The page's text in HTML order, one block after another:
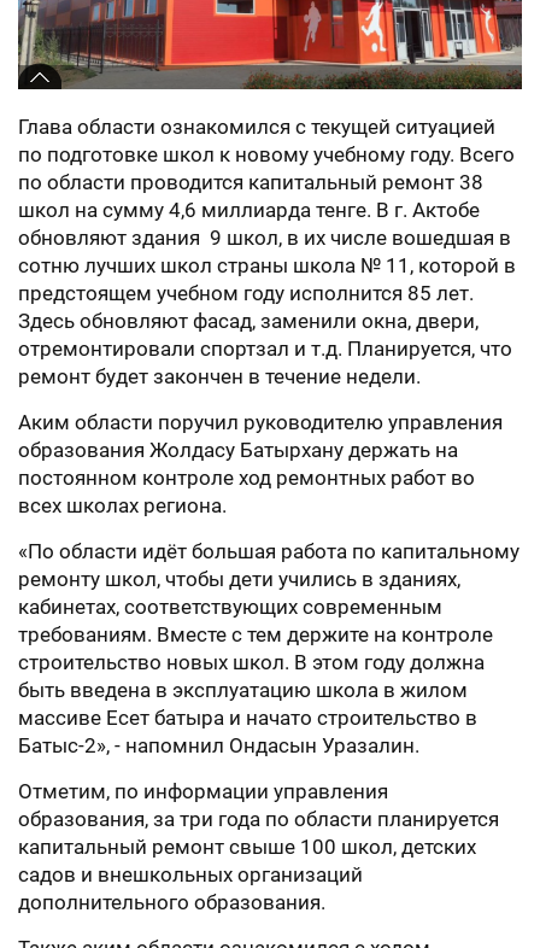
Глава области ознакомился с текущей ситуацией
по подготовке школ к новому учебному году. Всего
по области проводится капитальный ремонт 38
школ на сумму 4,6 миллиарда тенге. В г. Актобе
обновляют здания 9 школ, в их числе вошедшая в
сотню лучших школ страны школа № 11, которой в
предстоящем учебном году исполнится 85 лет.
Здесь обновляют фасад, заменили окна, двери,
отремонтировали спортзал и т.д. Планируется, что
ремонт будет закончен в течение недели.
Аким области поручил руководителю управления
образования Жолдасу Батырхану держать на
постоянном контроле ход ремонтных работ во
всех школах региона.
«По области идёт большая работа по капитальному
ремонту школ, чтобы дети учились в зданиях,
кабинетах, соответствующих современным
требованиям. Вместе с тем держите на контроле
строительство новых школ. В этом году должна
быть введена в эксплуатацию школа в жилом
массиве Есет батыра и начато строительство в
Батыс-2», - напомнил Ондасын Уразалин.
Отметим, по информации управления
образования, за три года по области планируется
капитальный ремонт свыше 100 школ, детских
садов и внешкольных организаций
дополнительного образования.